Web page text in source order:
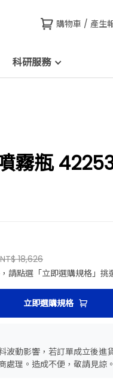
購物車 / 產生
科研服務
噴霧瓶
NT$ 18,626
請點選「立即選購規格」挑
立即選購規格
波動影響，若訂單成立後進
處理。造成不便，敬請見諒。